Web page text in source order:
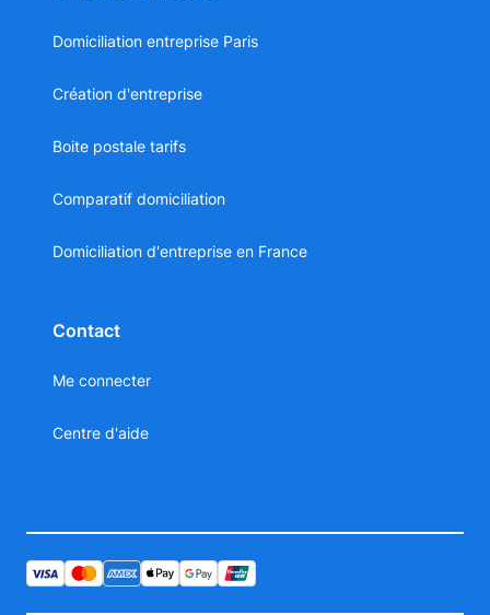
Domiciliation entreprise Paris
Création d'entreprise
Boite postale tarifs
Comparatif domiciliation
Domiciliation d'entreprise en France
Contact
Me connecter
Centre d'aide